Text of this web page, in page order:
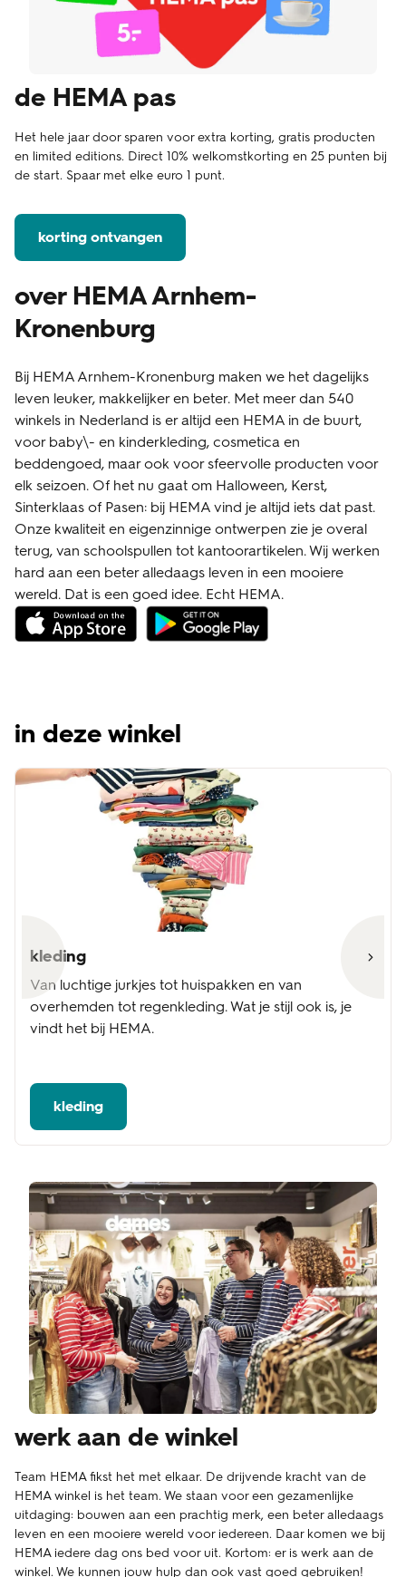
de HEMA pas
Het hele jaar door sparen voor extra korting, gratis producten
en limited editions. Direct 10% welkomstkorting en 25 punten bij
de start. Spaar met elke euro 1 punt.
korting ontvangen
over HEMA Arnhem-
Kronenburg
Bij HEMA Arnhem-Kronenburg maken we het dagelijks
leven leuker, makkelijker en beter. Met meer dan 540
winkels in Nederland is er altijd een HEMA in de buurt,
voor baby\- en kinderkleding, cosmetica en
beddengoed, maar ook voor sfeervolle producten voor
elk seizoen. Of het nu gaat om Halloween, Kerst,
Sinterklaas of Pasen: bij HEMA vind je altijd iets dat past.
Onze kwaliteit en eigenzinnige ontwerpen zie je overal
terug, van schoolspullen tot kantoorartikelen. Wij werken
hard aan een beter alledaags leven in een mooiere
wereld. Dat is een goed idee. Echt HEMA.
in deze winkel
kleding
Van luchtige jurkjes tot huispakken en van
overhemden tot regenkleding. Wat je stijl ook is, je
vindt het bij HEMA.
kleding
werk aan de winkel
Team HEMA fikst het met elkaar. De drijvende kracht van de
HEMA winkel is het team. We staan voor een gezamenlijke
uitdaging: bouwen aan een prachtig merk, een beter alledaags
leven en een mooiere wereld voor iedereen. Daar komen we bij
HEMA iedere dag ons bed voor uit. Kortom: er is werk aan de
winkel. We kunnen jouw hulp dan ook vast goed gebruiken!